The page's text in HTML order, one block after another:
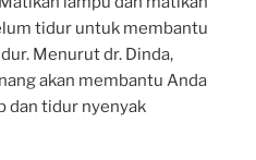
tidur untuk membantu
Menurut dr. Dinda,
akan membantu Anda
dan tidur nyenyak